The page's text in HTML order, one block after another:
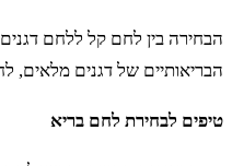
הבחירה בין לחם קל ללחם
הבריאותיים של דגנים מלאים,
טיפים לבחירת לחם בריא